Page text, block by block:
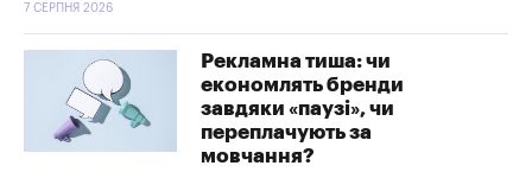
7 СЕРПНЯ 2026
Рекламна тиша: чи
економлять бренди
завдяки «паузі», чи
переплачують за
мовчання?